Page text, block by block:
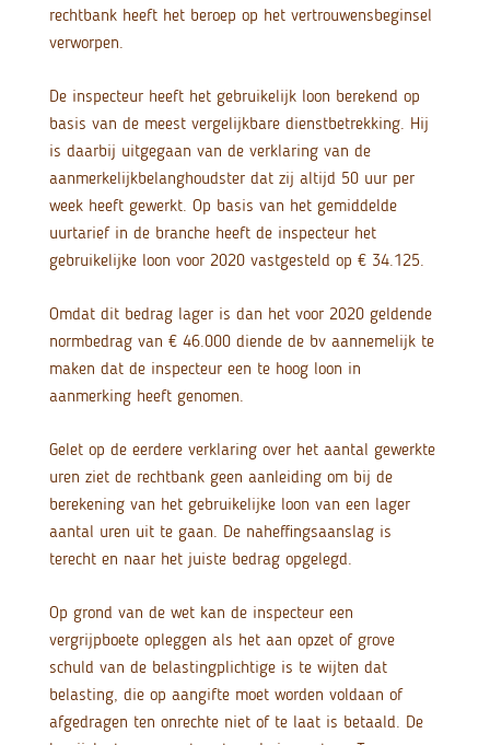
rechtbank heeft het beroep op het vertrouwensbeginsel
verworpen.
De inspecteur heeft het gebruikelijk loon berekend op
basis van de meest vergelijkbare dienstbetrekking. Hij
is daarbij uitgegaan van de verklaring van de
aanmerkelijkbelanghoudster dat zij altijd 50 uur per
week heeft gewerkt. Op basis van het gemiddelde
uurtarief in de branche heeft de inspecteur het
gebruikelijke loon voor 2020 vastgesteld op € 34.125.
Omdat dit bedrag lager is dan het voor 2020 geldende
normbedrag van € 46.000 diende de bv aannemelijk te
maken dat de inspecteur een te hoog loon in
aanmerking heeft genomen.
Gelet op de eerdere verklaring over het aantal gewerkte
uren ziet de rechtbank geen aanleiding om bij de
berekening van het gebruikelijke loon van een lager
aantal uren uit te gaan. De naheffingsaanslag is
terecht en naar het juiste bedrag opgelegd.
Op grond van de wet kan de inspecteur een
vergrijpboete opleggen als het aan opzet of grove
schuld van de belastingplichtige is te wijten dat
belasting, die op aangifte moet worden voldaan of
afgedragen ten onrechte niet of te laat is betaald. De